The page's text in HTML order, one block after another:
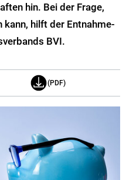
hin. Bei der Frage,
hilft der Entnahme-
BVI.
(PDF)